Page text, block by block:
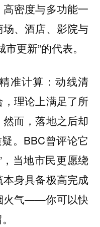
密度与多功能一
、酒店、影院与
更新”的代表。
准计算：动线清
理论上满足了所
而，落地之后却
。BBC曾评论它
当地市民更愿绕
身具备极高完成
火气——你可以快